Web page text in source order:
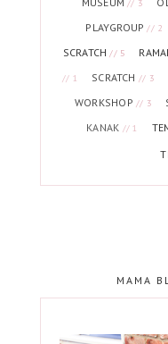
// 3
PLAYGROUP// 2
SCRATCH// 5
// 1 SCRATCH // 3
WORKSHOP // 3
KANAK // 1
MAMA